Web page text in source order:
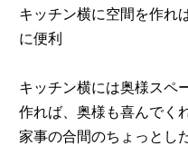
キッチン横に空間を作れ
に便利
キッチン横には奥様スペ
作れば、奥様も喜んでく
家事の合間のちょっとし